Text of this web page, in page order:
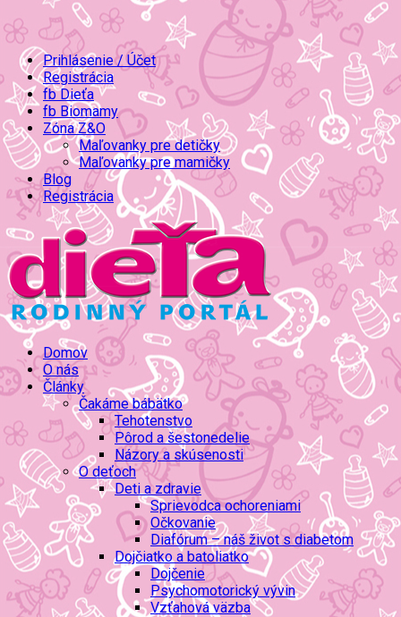
Prihlásenie / Účet
Registrácia
fb Dieťa
fb Biomamy
Zóna Z&O
Maľovanky pre detičky
Maľovanky pre mamičky
Blog
Registrácia
Domov
O nás
Články
Čakáme bábätko
Tehotenstvo
Pôrod a šestonedelie
Názory a skúsenosti
O deťoch
Deti a zdravie
Sprievodca ochoreniami
Očkovanie
Diafórum – náš život s diabetom
Dojčiatko a batoliatko
Dojčenie
Psychomotorický vývin
Vzťahová väzba